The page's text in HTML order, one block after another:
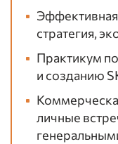
стратегия,
Практикум
и созданию
личные